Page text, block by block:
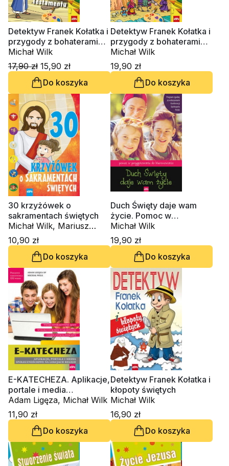
Detektyw Franek Kołatka i
przygody z bohaterami
Nowego Testamentu
Michał Wilk
17,90 zł 15,90 zł
Do koszyka
Detektyw Franek Kołatka i
przygody z bohaterami
Starego Testamentu
Michał Wilk
19,90 zł
Do koszyka
30 krzyżówek o
sakramentach świętych
Michał Wilk, Mariusz
Dziedziniewicz
10,90 zł
Do koszyka
Duch Święty daje wam
życie. Pomoc w
przygotowaniu do
bierzmowania
Michał Wilk
19,90 zł
Do koszyka
E-KATECHEZA. Aplikacje,
portale i media
społecznościowe na
lekcjach religii
Adam Ligęza, Michał Wilk
11,90 zł
Do koszyka
Detektyw Franek Kołatka i
kłopoty świętych
Michał Wilk
16,90 zł
Do koszyka